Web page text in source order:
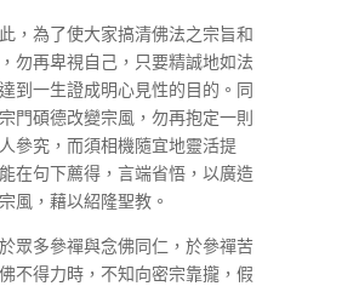
，為了使大家搞清佛法之宗旨和
勿再卑視自己，只要精誠地如法
到一生證成明心見性的目的。同
門碩德改變宗風，勿再抱定一則
參究，而須相機隨宜地靈活提
在句下薦得，言端省悟，以廣造
風，藉以紹隆聖教。
眾多參禪與念佛同仁，於參禪苦
不得力時，不知向密宗靠攏，假